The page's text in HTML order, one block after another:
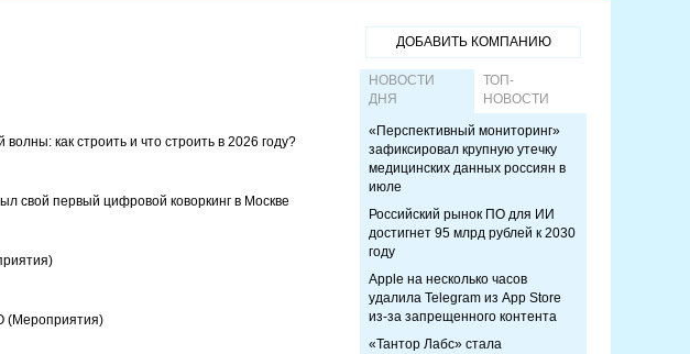
как строить и что строить в 2026 году?
свой первый цифровой коворкинг в Москве
(Мероприятия)
ДОБАВИТЬ КОМПАНИЮ
НОВОСТИ
ДНЯ
ТОП-
НОВОСТИ
«Перспективный мониторинг»
зафиксировал крупную утечку
медицинских данных россиян в
июле
Российский рынок ПО для ИИ
достигнет 95 млрд рублей к 2030
году
Apple на несколько часов
удалила Telegram из App Store
из-за запрещенного контента
«Тантор Лабс» стала